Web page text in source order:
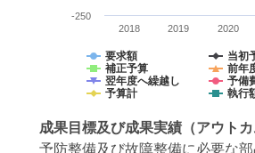
要求額
当初
補正予算
前年
翌年度へ繰越し
予備
予算計
執行
2018 2019 2020
-250
成果目標及び成果実績 （アウトカ
予防整備及び故障整備に必要な